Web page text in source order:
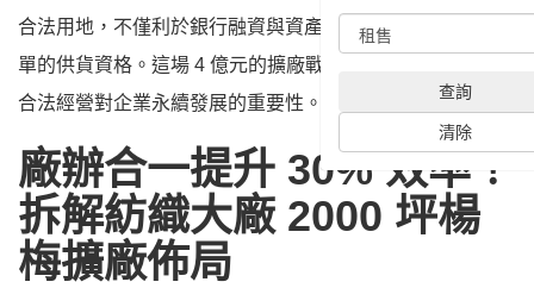
合法用地，不僅利於銀行融資與資產增值，更確保了跨國訂
單的供貨資格。這場 4 億元的擴廠戰略，展現了精準選址與
合法經營對企業永續發展的重要性。
廠辦合一提升 30% 效率！
拆解紡織大廠 2000 坪楊
梅擴廠佈局